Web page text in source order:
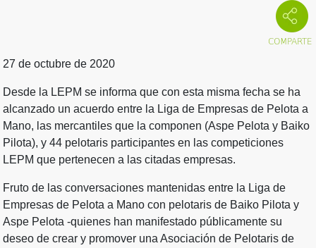
27 de octubre de 2020
Desde la LEPM se informa que con esta misma fecha se ha
alcanzado un acuerdo entre la Liga de Empresas de Pelota a
Mano, las mercantiles que la componen (Aspe Pelota y Baiko
Pilota), y 44 pelotaris participantes en las competiciones
LEPM que pertenecen a las citadas empresas.
Fruto de las conversaciones mantenidas entre la Liga de
Empresas de Pelota a Mano con pelotaris de Baiko Pilota y
Aspe Pelota -quienes han manifestado públicamente su
deseo de crear y promover una Asociación de Pelotaris de